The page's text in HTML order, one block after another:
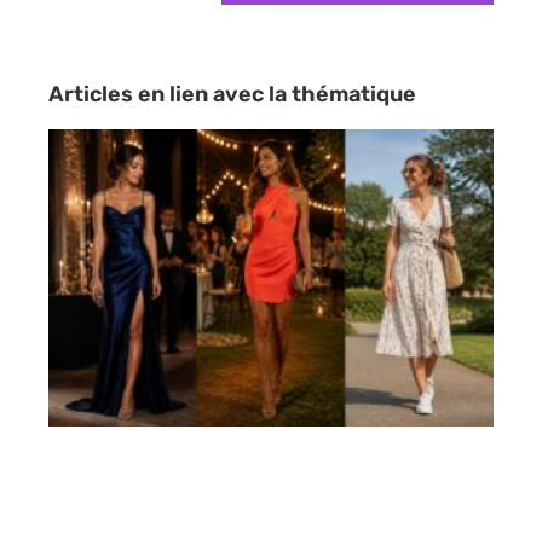
Articles en lien avec la thématique